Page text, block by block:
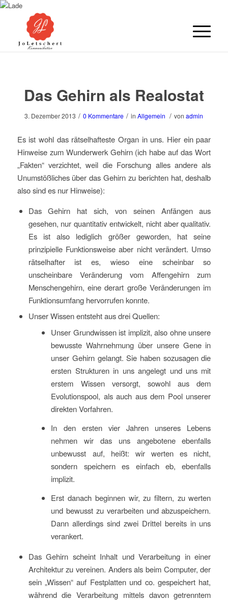
Das Gehirn als Realostat
3. Dezember 2013 / 0 Kommentare / inAllgemein / vonadmin
Es ist wohl das rätselhafteste Organ in uns. Hier ein paar
Hinweise zum Wunderwerk Gehirn (ich habe auf das Wort
„Fakten“ verzichtet, weil die Forschung alles andere als
Unumstößliches über das Gehirn zu berichten hat, deshalb
also sind es nur Hinweise):
Das Gehirn hat sich, von seinen Anfängen aus
gesehen, nur quantitativ entwickelt, nicht aber qualitativ.
Es ist also lediglich größer geworden, hat seine
prinzipielle Funktionsweise aber nicht verändert. Umso
rätselhafter ist es, wieso eine scheinbar so
unscheinbare Veränderung vom Affengehirn zum
Menschengehirn, eine derart große Veränderungen im
Funktionsumfang hervorrufen konnte.
Unser Wissen entsteht aus drei Quellen:
Unser Grundwissen ist implizit, also ohne unsere
bewusste Wahrnehmung über unsere Gene in
unser Gehirn gelangt. Sie haben sozusagen die
ersten Strukturen in uns angelegt und uns mit
erstem Wissen versorgt, sowohl aus dem
Evolutionspool, als auch aus dem Pool unserer
direkten Vorfahren.
In den ersten vier Jahren unseres Lebens
nehmen wir das uns angebotene ebenfalls
unbewusst auf, heißt: wir werten es nicht,
sondern speichern es einfach eb, ebenfalls
implizit.
Erst danach beginnen wir, zu filtern, zu werten
und bewusst zu verarbeiten und abzuspeichern.
Dann allerdings sind zwei Drittel bereits in uns
verankert.
Das Gehirn scheint Inhalt und Verarbeitung in einer
Architektur zu vereinen. Anders als beim Computer, der
sein „Wissen“ auf Festplatten und co. gespeichert hat,
während die Verarbeitung mittels davon getrenntem